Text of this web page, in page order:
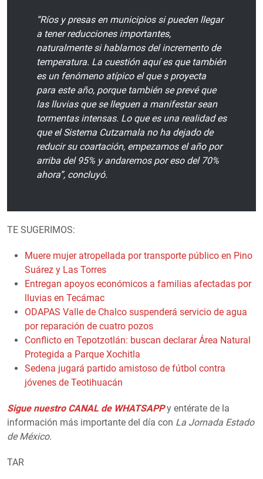
“Ríos y presas en municipios si pueden llegar
a tener reducciones importantes,
naturalmente si hablamos del incremento de
temperatura. La cuestión aquí es que también
es un fenómeno atípico el que s proyecta
para este año, porque también se prevé que
las lluvias que se lleguen a manifestar sean
tormentas intensas. Lo que es una realidad es
que el Sistema Cutzamala no ha dejado de
reducir su coartación, empezamos el año por
arriba del 95% y andaremos por eso del 70%
ahora”, concluyó.
TE SUGERIMOS:
Muere mujer atropellada por transporte público en Pino
Suárez y Las Torres
Entregan apoyos económicos a familias afectadas por
lluvias en Tecámac
ODAPAS Valle de Chalco suspenderá servicio de agua
por reparación de cuatro pozos
Conflicto en Tepotzotlán: buscan declarar Área Natural
Protegida a Parque Xochitla
Sedena jugará partido amistoso de fútbol contra
jóvenes de Teotihuacán
Sigue nuestro CANAL de WHATSAPP y entérate de la
información más importante del día con La Jornada Estado
de México.
TAR